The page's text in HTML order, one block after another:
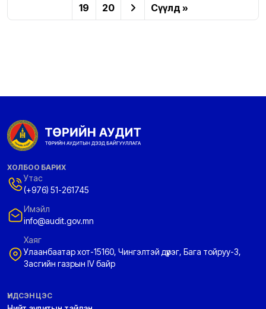
19
20 Сүүлд »
ХОЛБОО БАРИХ
Утас
(+976) 51-261745
Имэйл
info@audit.gov.mn
Хаяг
Улаанбаатар хот-15160, Чингэлтэй дүүрэг, Бага тойруу-3,
Засгийн газрын IV байр
ҮНДСЭН ЦЭС